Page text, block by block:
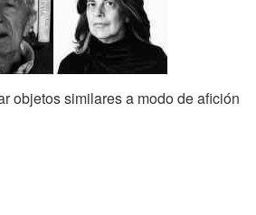
objetos similares a modo de afición